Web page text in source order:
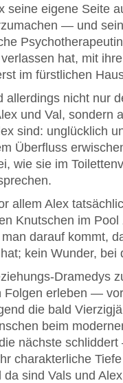
seine eigene Seite
— und
hat, mit
im fürstlichen
allerdings nicht nur
und Val, sondern
sind: unglücklich
Überfluss
wie sie im
allem Alex
Knutschen im
darauf kommt,
kein Wunder, bei
Dramedys
Folgen erleben —
die bald
beim
nächste
charakterliche
sind Vals und